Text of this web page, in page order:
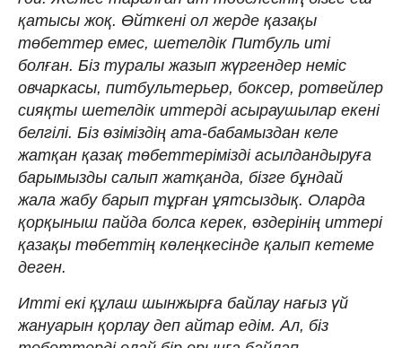
қатысы жоқ. Өйткені ол жерде қазақы
төбеттер емес, шетелдік Питбуль иті
болған. Біз туралы жазып жүргендер неміс
овчаркасы, питбультерьер, боксер, ротвейлер
сияқты шетелдік иттерді асыраушылар екені
белгілі. Біз өзіміздің ата-бабамыздан келе
жатқан қазақ төбеттерімізді асылдандыруға
барымызды салып жатқанда, бізге бұндай
жала жабу барып тұрған ұятсыздық. Оларда
қорқыныш пайда болса керек, өздерінің иттері
қазақы төбеттің көлеңкесінде қалып кетеме
деген.
Итті екі құлаш шынжырға байлау нағыз үй
жануарын қорлау деп айтар едім. Ал, біз